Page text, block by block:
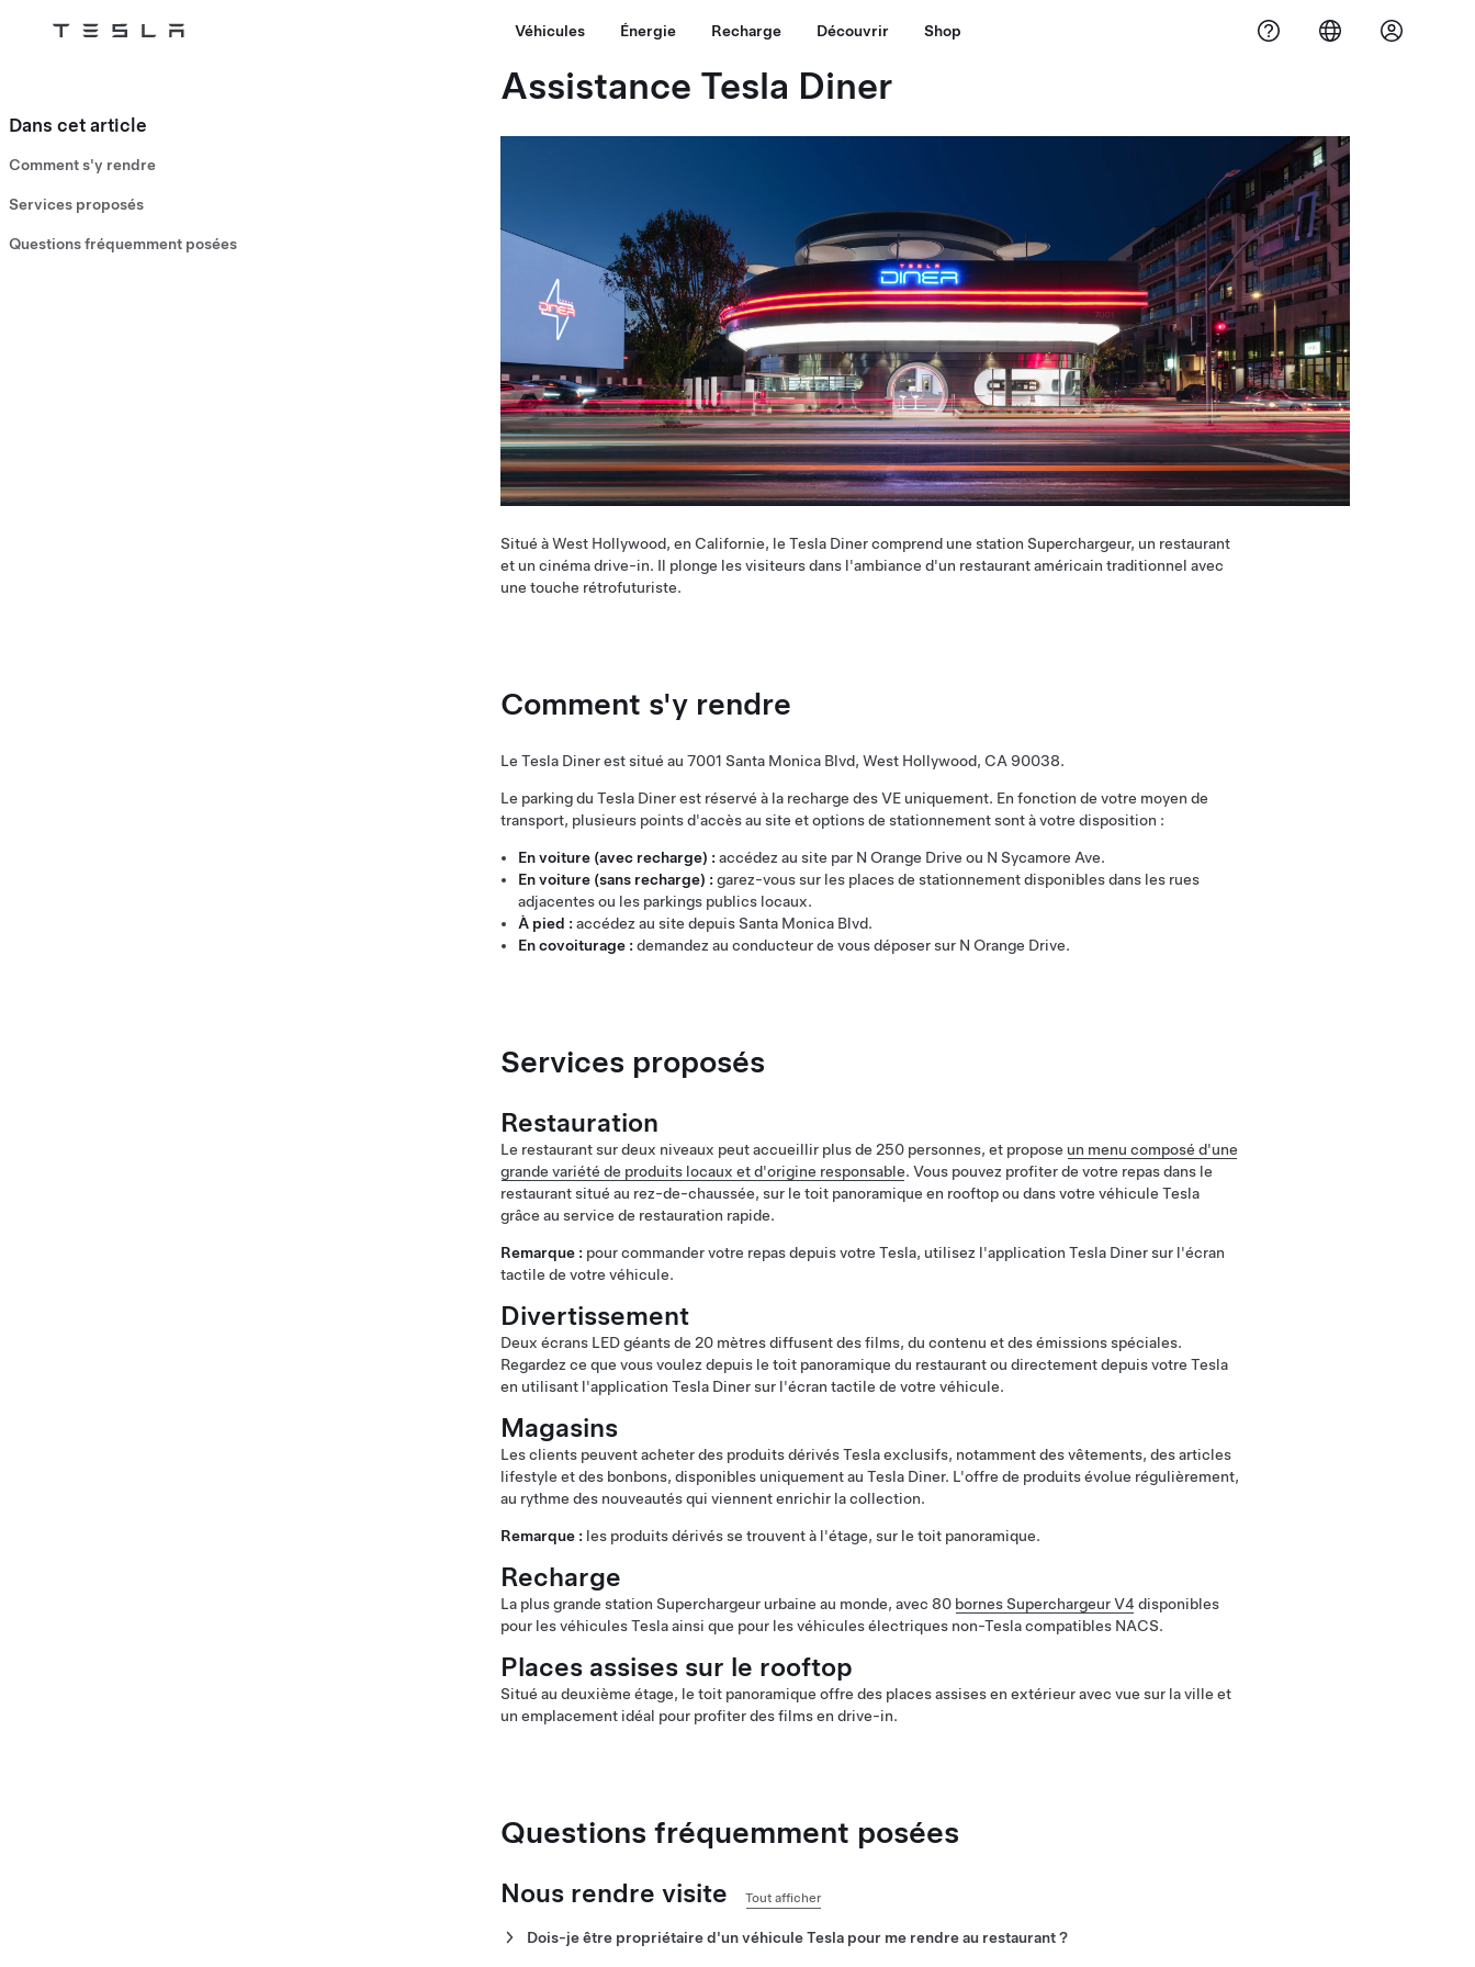
Tesla Véhicules Énergie Recharge Découvrir Shop
Assistance Tesla Diner
Situé à West Hollywood, en Californie, le Tesla Diner comprend une station Superchargeur, un restaurant
et un cinéma drive-in. Il plonge les visiteurs dans l'ambiance d'un restaurant américain traditionnel avec
une touche rétrofuturiste.
Comment s'y rendre
Le Tesla Diner est situé au 7001 Santa Monica Blvd, West Hollywood, CA 90038.
Le parking du Tesla Diner est réservé à la recharge des VE uniquement. En fonction de votre moyen de
transport, plusieurs points d'accès au site et options de stationnement sont à votre disposition :
En voiture (avec recharge) : accédez au site par N Orange Drive ou N Sycamore Ave.
En voiture (sans recharge) : garez-vous sur les places de stationnement disponibles dans les rues
adjacentes ou les parkings publics locaux.
À pied : accédez au site depuis Santa Monica Blvd.
En covoiturage : demandez au conducteur de vous déposer sur N Orange Drive.
Services proposés
Restauration
Le restaurant sur deux niveaux peut accueillir plus de 250 personnes, et propose un menu composé d'une
grande variété de produits locaux et d'origine responsable. Vous pouvez profiter de votre repas dans le
restaurant situé au rez-de-chaussée, sur le toit panoramique en rooftop ou dans votre véhicule Tesla
grâce au service de restauration rapide.
Remarque : pour commander votre repas depuis votre Tesla, utilisez l'application Tesla Diner sur l'écran
tactile de votre véhicule.
Divertissement
Deux écrans LED géants de 20 mètres diffusent des films, du contenu et des émissions spéciales.
Regardez ce que vous voulez depuis le toit panoramique du restaurant ou directement depuis votre Tesla
en utilisant l'application Tesla Diner sur l'écran tactile de votre véhicule.
Magasins
Les clients peuvent acheter des produits dérivés Tesla exclusifs, notamment des vêtements, des articles
lifestyle et des bonbons, disponibles uniquement au Tesla Diner. L'offre de produits évolue régulièrement,
au rythme des nouveautés qui viennent enrichir la collection.
Remarque : les produits dérivés se trouvent à l'étage, sur le toit panoramique.
Recharge
La plus grande station Superchargeur urbaine au monde, avec 80 bornes Superchargeur V4 disponibles
pour les véhicules Tesla ainsi que pour les véhicules électriques non-Tesla compatibles NACS.
Places assises sur le rooftop
Situé au deuxième étage, le toit panoramique offre des places assises en extérieur avec vue sur la ville et
un emplacement idéal pour profiter des films en drive-in.
Questions fréquemment posées
Nous rendre visite Tout afficher
Dois-je être propriétaire d'un véhicule Tesla pour me rendre au restaurant ?
Dans cet article
Comment s'y rendre
Services proposés
Questions fréquemment posées